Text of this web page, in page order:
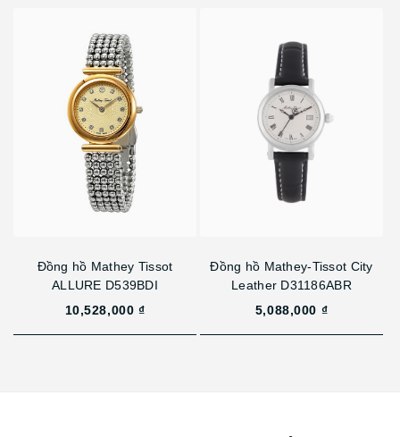
Đồng hồ Mathey Tissot
ALLURE D539BDI
10,528,000 ₫
Đồng hồ Mathey-Tissot City
Leather D31186ABR
5,088,000 ₫